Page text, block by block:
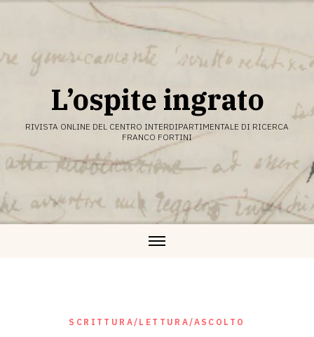
L’ospite ingrato
RIVISTA ONLINE DEL CENTRO INTERDIPARTIMENTALE DI RICERCA
FRANCO FORTINI
SCRITTURA/LETTURA/ASCOLTO